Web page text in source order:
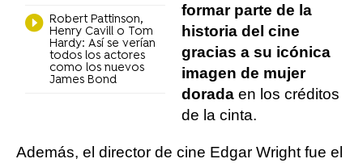
Robert Pattinson,
Henry Cavill o Tom
Hardy: Así se verían
todos los actores
como los nuevos
James Bond
formar parte de la
historia del cine
gracias a su icónica
imagen de mujer
dorada en los créditos
de la cinta.
Además, el director de cine Edgar Wright fue el